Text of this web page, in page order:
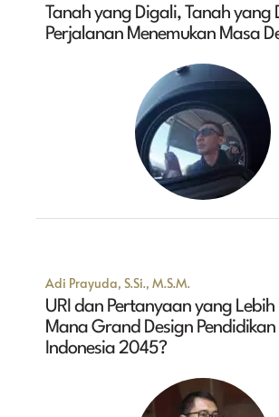
Tanah yang Digali, Tanah yang
Perjalanan Menemukan Masa
Adi Prayuda, S.Si., M.S.M.
URI dan Pertanyaan yang Lebih
Mana Grand Design Pendidikan
Indonesia 2045?